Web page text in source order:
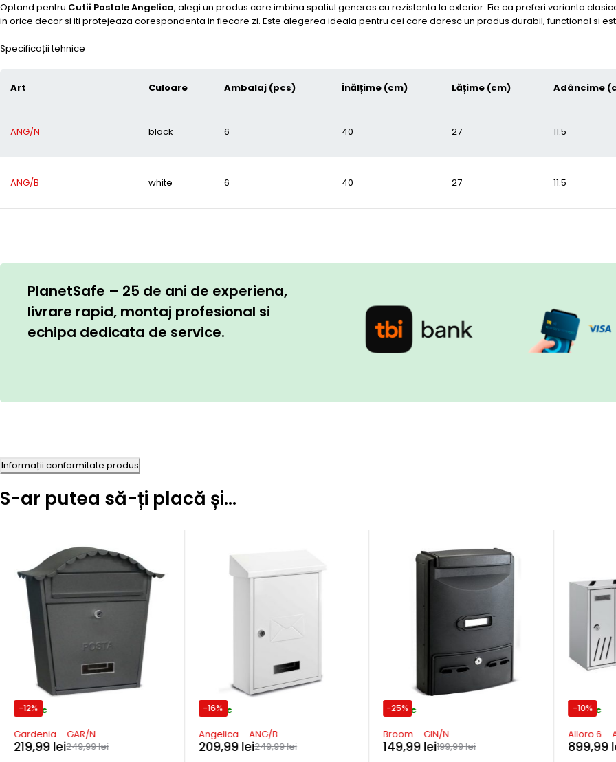
Optand pentru Cutii Postale Angelica, alegi un produs care imbina spatiul generos cu rezistenta la exterior. Fie ca preferi varianta
in orice decor si iti protejeaza corespondenta in fiecare zi. Este alegerea ideala pentru cei care doresc un produs durabil, functional si
Specificații tehnice
Art Culoare Ambalaj (pcs) Înălțime (cm) Lățime (cm) Adâncime
ANG/N black 6 40 27 11.5
ANG/B white 6 40 27 11.5
PlanetSafe – 25 de ani de experiena,
livrare rapid, montaj profesional si
echipa dedicata de service.
Informații conformitate produs
S-ar putea să-ți placă și…
-12%
In stoc
Gardenia – GAR/N
249,99lei
219,99 lei
-16%
In stoc
Angelica – ANG/B
249,99lei
209,99 lei
-25%
In stoc
Broom – GIN/N
199,99lei
149,99 lei
-10%
In stoc
Alloro 6 –
899,99